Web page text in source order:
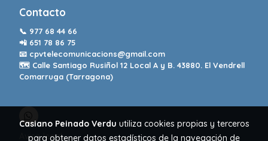
Contacto
📞 977 68 44 66
📲 651 78 86 75
📧 cpvtelecomunicacions@gmail.com
🗺️ Calle Santiago Rusiñol 12 Local A y B. 43880. El Vendrell
Comarruga (Tarragona)
Aviso legal
Casiano Peinado Verdu utiliza cookies propias y terceros
para obtener datos estadísticos de la navegación de